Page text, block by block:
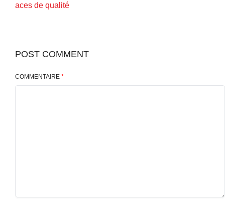
aces de qualité
POST COMMENT
COMMENTAIRE *